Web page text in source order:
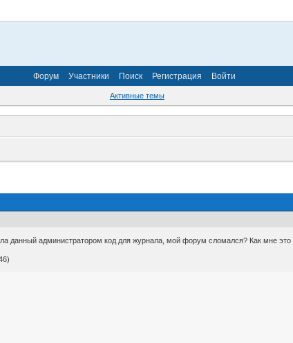
Форум Участники Поиск Регистрация Войти
Активные темы
данный администратором код для журнала, мой форум сломался? Как мне это